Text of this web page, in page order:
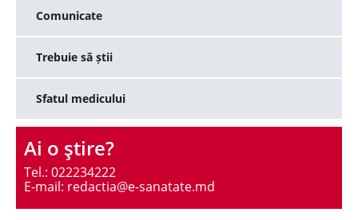
Comunicate
Trebuie să știi
Sfatul medicului
Ai o ştire?
Tel.: 022234222
E-mail: redactia@e-sanatate.md